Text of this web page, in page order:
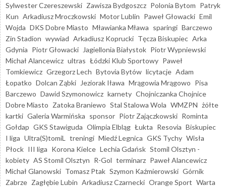
Sylwester Czereszewski Zawisza Bydgoszcz Polonia Bytom Patryk
Kun Arkadiusz Mroczkowski Motor Lublin Paweł Głowacki Emil
Wojda DKS Dobre Miasto Mławianka Mława sparingi Barczewo
Zin Stadion wywiad Arkadiusz Koprucki Tęcza Biskupiec Arka
Gdynia Piotr Głowacki Jagiellonia Białystok Piotr Wypniewski
Michał Alancewicz ultras Łódzki Klub Sportowy Paweł
Tomkiewicz Grzegorz Lech Bytovia Bytów licytacje Adam
Łopatko Dolcan Ząbki Jeziorak Iława Mrągowia Mrągowo Pisa
Barczewo Dawid Szymonowicz karnety Chojniczanka Chojnice
Dobre Miasto Zatoka Braniewo Stal Stalowa Wola WMZPN żółte
kartki Galeria Warmińska sponsor Piotr Zajączkowski Rominta
Gołdap GKS Stawiguda Olimpia Elbląg Łukta Resovia Biskupiec
I liga Ultra(S)tomiL treningi Miedź Legnica GKS Tychy Wisła
Płock III liga Korona Kielce Lechia Gdańsk Stomil Olsztyn -
kobiety AS Stomil Olsztyn R-Gol terminarz Paweł Alancewicz
Michał Glanowski Tomasz Ptak Szymon Kaźmierowski Górnik
Zabrze Zagłębie Lubin Arkadiusz Czarnecki Orange Sport Warta